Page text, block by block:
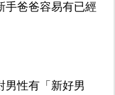
手爸爸容易有已經
男性有「新好男